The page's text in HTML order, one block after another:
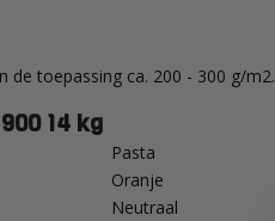
de toepassing ca. 200 - 300 g/m2.
14 kg
Pasta
Oranje
Neutraal